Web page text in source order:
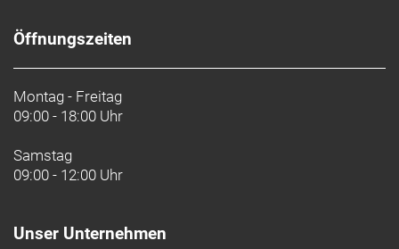
Geschlecht: Uni
Rahmen: Frame: CARBON
Rahmengröße: 58
Rahmenmaterial: Carbon
Öffnungszeiten
Montag - Freitag
09:00 - 18:00 Uhr
Samstag
09:00 - 12:00 Uhr
Unser Unternehmen